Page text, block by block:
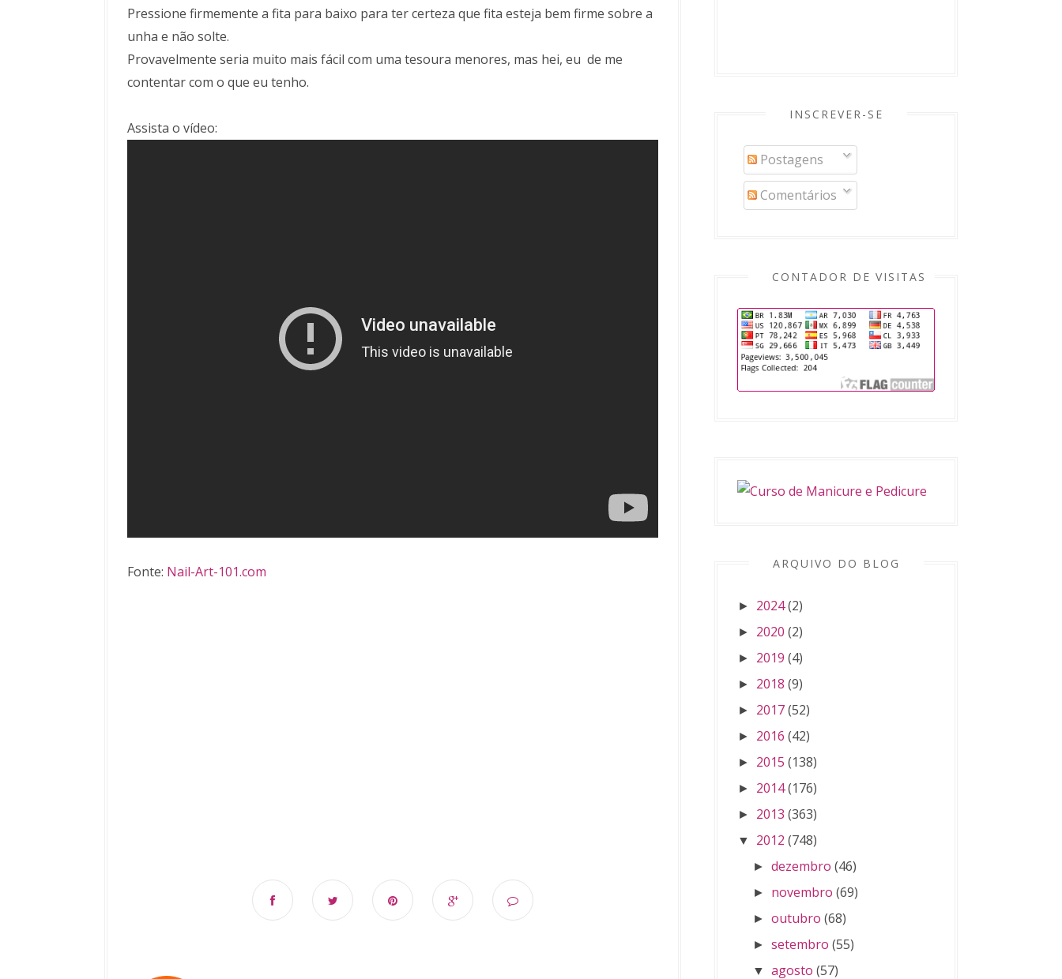
Pressione firmemente a fita para baixo para ter certeza que fita esteja bem firme sobre a
unha e não solte.
Provavelmente seria muito mais fácil com uma tesoura menores, mas hei, eu de me
contentar com o que eu tenho.
Assista o vídeo:
Fonte: Nail-Art-101.com
INSCREVER-SE
Postagens
Comentários
CONTADOR DE VISITAS
ARQUIVO DO BLOG
► 2024(2)
► 2020 (2)
► 2019 (4)
► 2018 (9)
► 2017(52)
► 2016 (42)
► 2015 (138)
► 2014(176)
► 2013 (363)
▼ 2012 (748)
►dezembro (46)
► novembro (69)
►outubro (68)
►setembro (55)
▼ agosto (57)